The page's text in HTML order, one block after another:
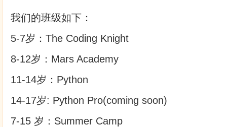
我们的班级如下：
5-7岁：The Coding Knight
8-12岁：Mars Academy
11-14岁：Python
14-17岁: Python Pro(coming soon)
7-15 岁：Summer Camp